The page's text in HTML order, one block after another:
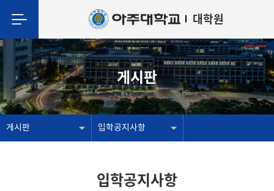
대학원
게시판
게시판 입학공지사항
입학공지사항